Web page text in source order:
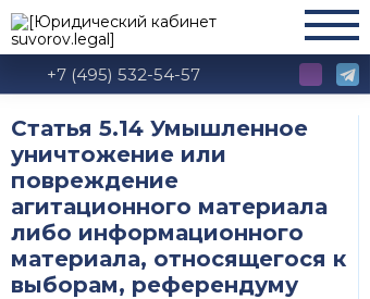
+7 (495) 532-54-57
Статья 5.14 Умышленное
уничтожение или
повреждение
агитационного материала
либо информационного
материала, относящегося к
выборам, референдуму